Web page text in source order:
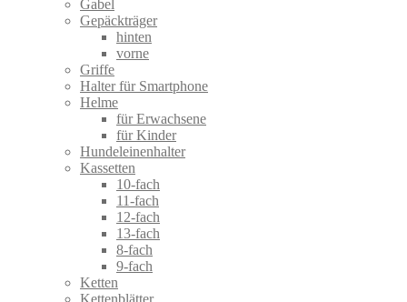
Gabel
Gepäckträger
hinten
vorne
Griffe
Halter für Smartphone
Helme
für Erwachsene
für Kinder
Hundeleinenhalter
Kassetten
10-fach
11-fach
12-fach
13-fach
8-fach
9-fach
Ketten